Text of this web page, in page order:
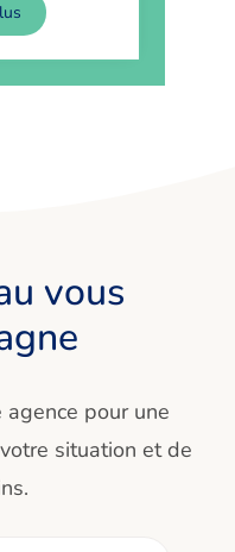
vous
pour une
situation et de